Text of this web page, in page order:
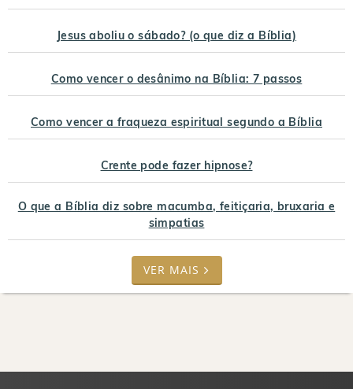
Jesus aboliu o sábado? (o que diz a Bíblia)
Como vencer o desânimo na Bíblia: 7 passos
Como vencer a fraqueza espiritual segundo a Bíblia
Crente pode fazer hipnose?
O que a Bíblia diz sobre macumba, feitiçaria, bruxaria e
simpatias
VER MAIS